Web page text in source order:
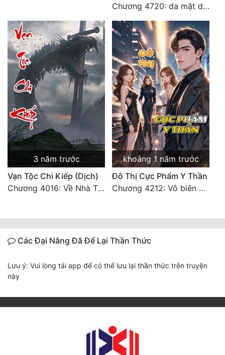
Chương 4720: da mặt dày
3 năm trước
Vạn Tộc Chi Kiếp (Dịch)
Chương 4016: Về Nhà Thôi... (Đại Kết Cục)
khoảng 1 năm trước
Đô Thị Cực Phẩm Y Thần
Chương 4212: Vô biên hắc ám
Các Đại Năng Đã Để Lại Thần Thức
Lưu ý: Vui lòng tải app để có thể lưu lại thần thức trên truyện
này